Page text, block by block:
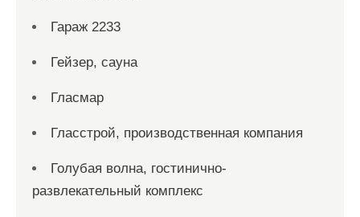
Гараж 2233
Гейзер, сауна
Гласмар
Гласстрой, производственная компания
Голубая волна, гостинично-
развлекательный комплекс